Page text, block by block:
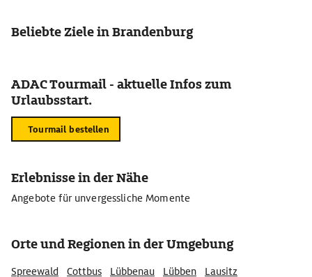
Beliebte Ziele in Brandenburg
ADAC Tourmail - aktuelle Infos zum
Urlaubsstart.
Tourmail bestellen
Erlebnisse in der Nähe
Angebote für unvergessliche Momente
Orte und Regionen in der Umgebung
Spreewald Cottbus Lübbenau Lübben Lausitz